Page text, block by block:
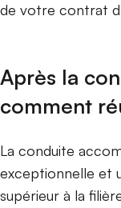
de votre contrat
Après la
comment
La conduite
exceptionnelle et
supérieur à la